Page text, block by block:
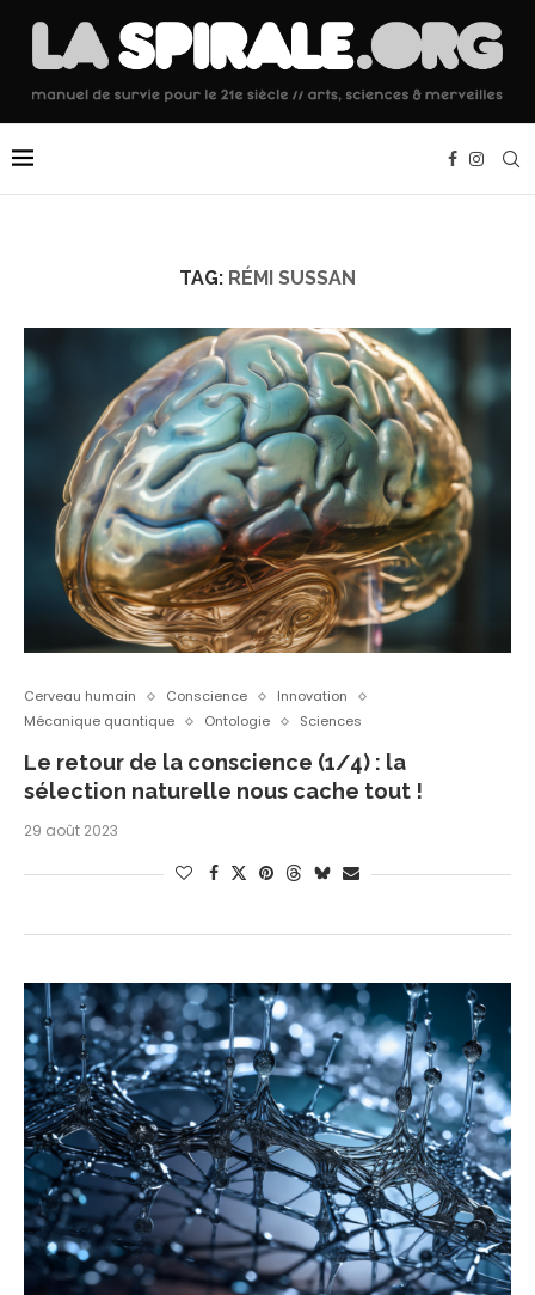
TAG: RÉMI SUSSAN
Cerveau humain Conscience
Innovation
Mécanique quantique
Ontologie Sciences
Le retour de la conscience (1/4) : la
sélection naturelle nous cache tout !
29 août 2023